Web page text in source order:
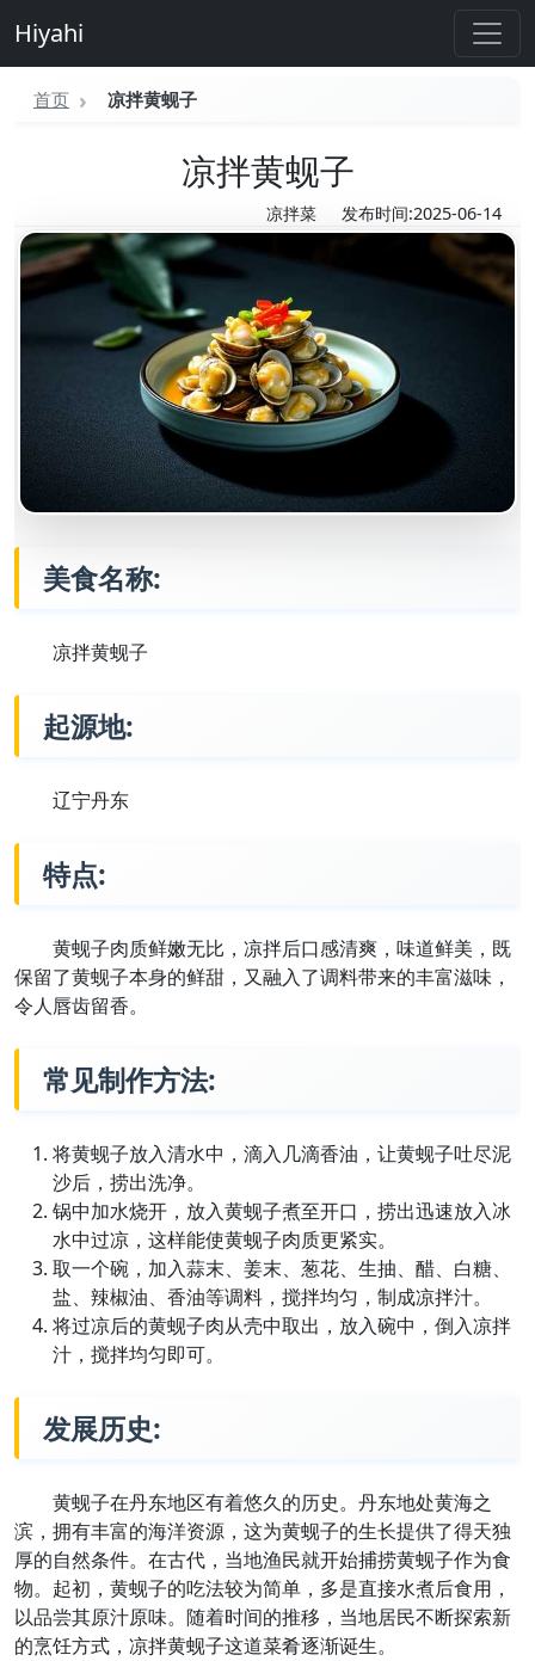
Hiyahi
首页 凉拌黄蚬子
凉拌黄蚬子
凉拌菜 发布时间:2025-06-14
美食名称:
凉拌黄蚬子
起源地:
辽宁丹东
特点:
黄蚬子肉质鲜嫩无比，凉拌后口感清爽，味道鲜美，既
保留了黄蚬子本身的鲜甜，又融入了调料带来的丰富滋味，
令人唇齿留香。
常见制作方法:
将黄蚬子放入清水中，滴入几滴香油，让黄蚬子吐尽泥
沙后，捞出洗净。
锅中加水烧开，放入黄蚬子煮至开口，捞出迅速放入冰
水中过凉，这样能使黄蚬子肉质更紧实。
取一个碗，加入蒜末、姜末、葱花、生抽、醋、白糖、
盐、辣椒油、香油等调料，搅拌均匀，制成凉拌汁。
将过凉后的黄蚬子肉从壳中取出，放入碗中，倒入凉拌
汁，搅拌均匀即可。
发展历史:
黄蚬子在丹东地区有着悠久的历史。丹东地处黄海之
滨，拥有丰富的海洋资源，这为黄蚬子的生长提供了得天独
厚的自然条件。在古代，当地渔民就开始捕捞黄蚬子作为食
物。起初，黄蚬子的吃法较为简单，多是直接水煮后食用，
以品尝其原汁原味。随着时间的推移，当地居民不断探索新
的烹饪方式，凉拌黄蚬子这道菜肴逐渐诞生。